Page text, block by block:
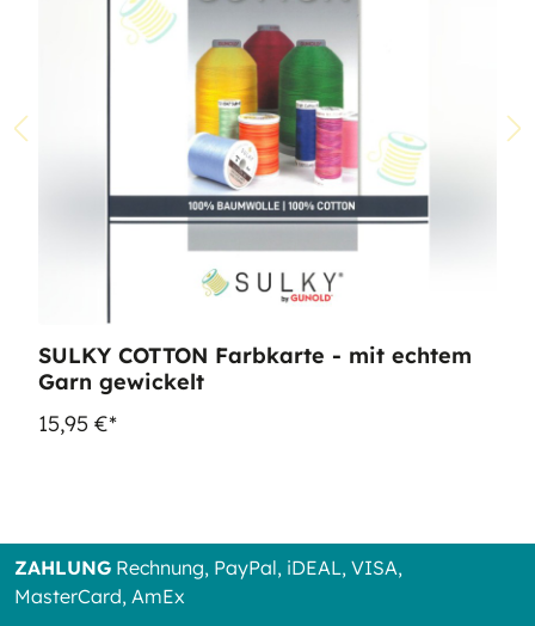
SULKY COTTON Farbkarte - mit echtem
Garn gewickelt
15,95 €*
ZAHLUNG Rechnung, PayPal, iDEAL, VISA,
MasterCard, AmEx